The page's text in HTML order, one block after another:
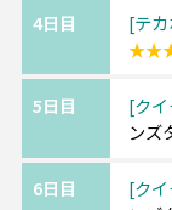
4日目 テ
5日目 ク
ンズ
6日目 ク